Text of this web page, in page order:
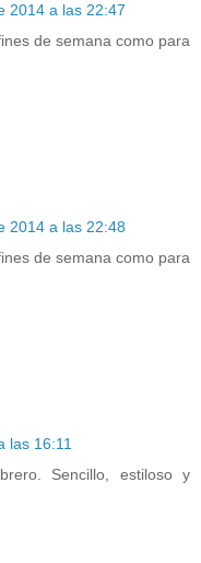
2014 a las 22:47
de semana como para
2014 a las 22:48
de semana como para
las 16:11
Sencillo, estiloso y